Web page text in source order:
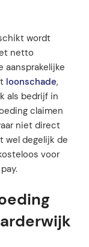
wordt
netto
aansprakelijke
loonschade,
als bedrijf in
claimen
niet direct
wel degelijk de
voor